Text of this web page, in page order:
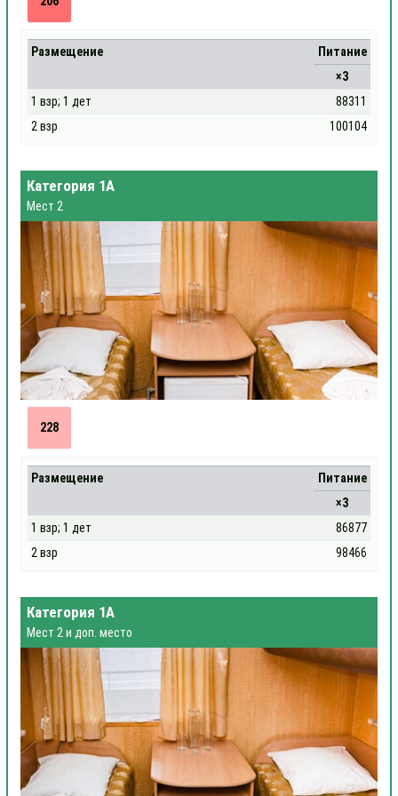
Размещение
Питание
×3
1 взр; 1 дет
88311
2 взр
100104
Категория 1А
Мест 2
228
Размещение
Питание
×3
1 взр; 1 дет
86877
2 взр
98466
Категория 1А
Мест 2 и доп. место